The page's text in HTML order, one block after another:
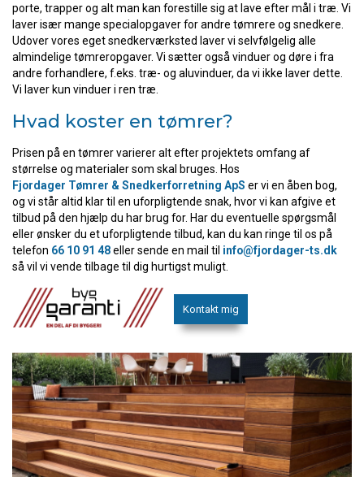
porte, trapper og alt man kan forestille sig at lave efter mål i træ. Vi
laver især mange specialopgaver for andre tømrere og snedkere.
Udover vores eget snedkerværksted laver vi selvfølgelig alle
almindelige tømreropgaver. Vi sætter også vinduer og døre i fra
andre forhandlere, f.eks. træ- og aluvinduer, da vi ikke laver dette.
Vi laver kun vinduer i ren træ.
Hvad koster en tømrer?
Prisen på en tømrer varierer alt efter projektets omfang af
størrelse og materialer som skal bruges. Hos
Fjordager Tømrer & Snedkerforretning ApS er vi en åben bog,
og vi står altid klar til en uforpligtende snak, hvor vi kan afgive et
tilbud på den hjælp du har brug for. Har du eventuelle spørgsmål
eller ønsker du et uforpligtende tilbud, kan du kan ringe til os på
telefon 66 10 91 48eller sende en mail til info@fjordager-ts.dk
så vil vi vende tilbage til dig hurtigst muligt.
Kontakt mig